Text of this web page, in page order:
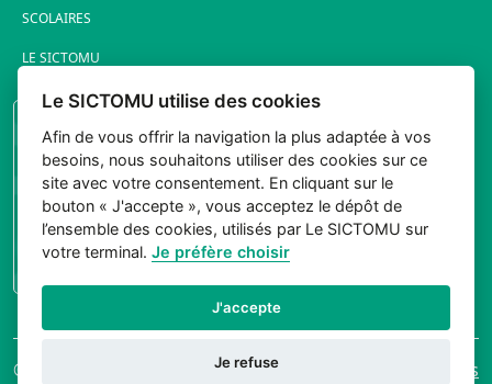
SCOLAIRES
LE SICTOMU
PORTAIL ÉLUS
CONNEXION
© 2026 Sictomu. Tout
Mentions légales
Le SICTOMU utilise des cookies
Afin de vous offrir la navigation la plus adaptée à vos
besoins, nous souhaitons utiliser des cookies sur ce
site avec votre consentement. En cliquant sur le
bouton « J'accepte », vous acceptez le dépôt de
l’ensemble des cookies, utilisés par Le SICTOMU sur
votre terminal.Je préfère choisir
J'accepte
Je refuse